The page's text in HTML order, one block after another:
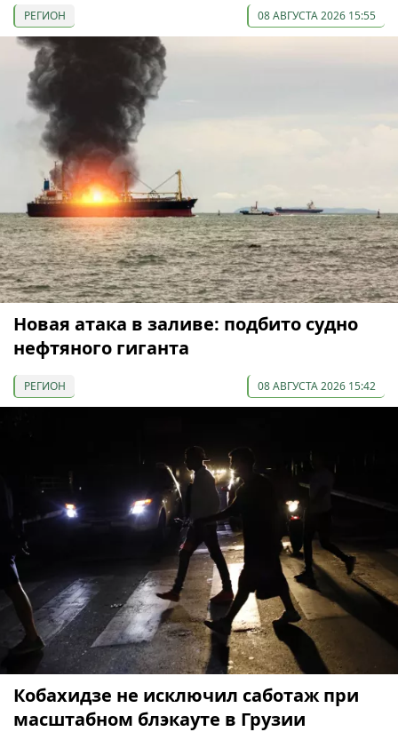
РЕГИОН 08 АВГУСТА 2026 15:55
Новая атака в заливе: подбито судно
нефтяного гиганта
РЕГИОН 08 АВГУСТА 2026 15:42
Кобахидзе не исключил саботаж при
масштабном блэкауте в Грузии